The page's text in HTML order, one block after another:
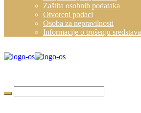
Zaštita osobnih podataka
Otvoreni podaci
Osoba za nepravilnosti
Informacije o trošenju sredstava